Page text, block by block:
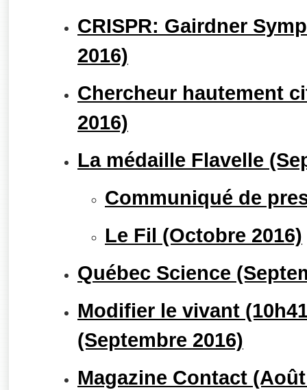
CRISPR: Gairdner
2016)
Chercheur hautement
2016)
La médaille Flavelle
Communiqué de
Le Fil (Octobre 2016)
Québec Science
Modifier le vivant
(Septembre 2016)
Magazine Contact